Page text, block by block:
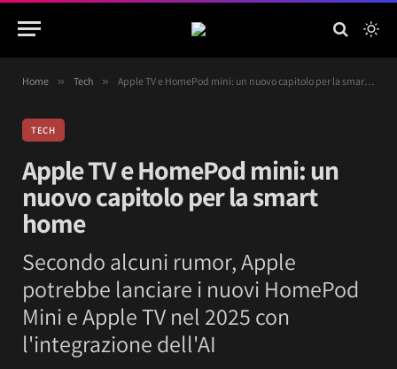
Home » Tech » Apple TV e HomePod mini: un nuovo capitolo per la smart home
TECH
Apple TV e HomePod mini: un
nuovo capitolo per la smart
home
Secondo alcuni rumor, Apple
potrebbe lanciare i nuovi HomePod
Mini e Apple TV nel 2025 con
l'integrazione dell'AI